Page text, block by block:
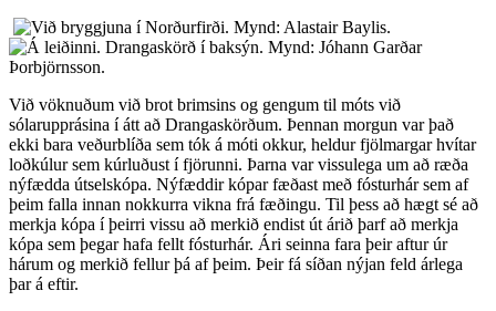
Við vöknuðum við brot brimsins og gengum til móts við
sólarupprásina í átt að Drangaskörðum. Þennan morgun var það
ekki bara veðurblíða sem tók á móti okkur, heldur fjölmargar hvítar
loðkúlur sem kúrluðust í fjörunni. Þarna var vissulega um að ræða
nýfædda útselskópa. Nýfæddir kópar fæðast með fósturhár sem af
þeim falla innan nokkurra vikna frá fæðingu. Til þess að hægt sé að
merkja kópa í þeirri vissu að merkið endist út árið þarf að merkja
kópa sem þegar hafa fellt fósturhár. Ári seinna fara þeir aftur úr
hárum og merkið fellur þá af þeim. Þeir fá síðan nýjan feld árlega
þar á eftir.